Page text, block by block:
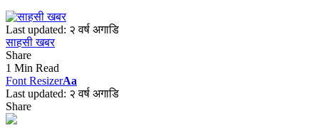
Last updated: २ वर्ष अगाडि
साहसी खबर
Share
1 Min Read
Font ResizerAa
Last updated: २ वर्ष अगाडि
Share